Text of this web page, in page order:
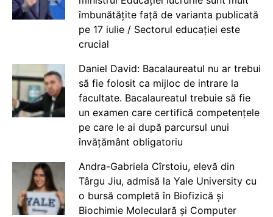
îmbunătățite față de varianta publicată
pe 17 iulie / Sectorul educației este
crucial
Daniel David: Bacalaureatul nu ar trebui
să fie folosit ca mijloc de intrare la
facultate. Bacalaureatul trebuie să fie
un examen care certifică competențele
pe care le ai după parcursul unui
învățământ obligatoriu
Andra-Gabriela Cîrstoiu, elevă din
Târgu Jiu, admisă la Yale University cu
o bursă completă în Biofizică și
Biochimie Moleculară și Computer